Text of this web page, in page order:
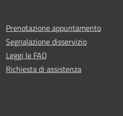
Prenotazione appuntamento
Segnalazione disservizio
Leggi le FAQ
Richiesta di assistenza